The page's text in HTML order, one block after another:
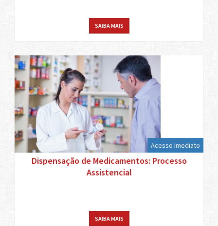
SAIBA MAIS
Acesso Imediato
Dispensação de Medicamentos: Processo
Assistencial
SAIBA MAIS